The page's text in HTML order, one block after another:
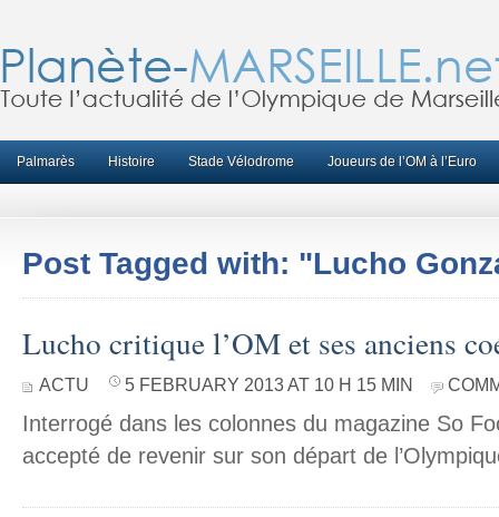
Palmarès Histoire Stade Vélodrome Joueurs de l’OM à l’Euro
Post Tagged with: "Lucho
Lucho critique l’OM et ses anciens
ACTU 5 FEBRUARY 2013 AT 10 H 15 MIN
Interrogé dans les colonnes du magazine So
accepté de revenir sur son départ de